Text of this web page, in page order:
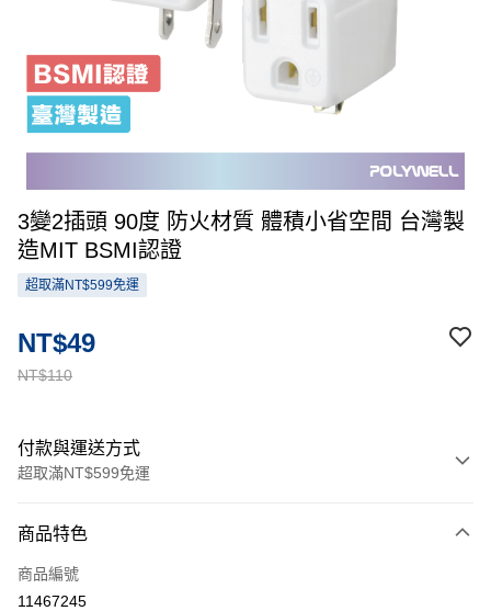
3變2插頭 90度 防火材質 體積小省空間 台灣製
造MIT BSMI認證
超取滿NT$599免運
NT$110
NT$49
付款與運送方式
超取滿NT$599免運
信用卡一次付款
超商取貨付款
商品特色
商品編號
11467245